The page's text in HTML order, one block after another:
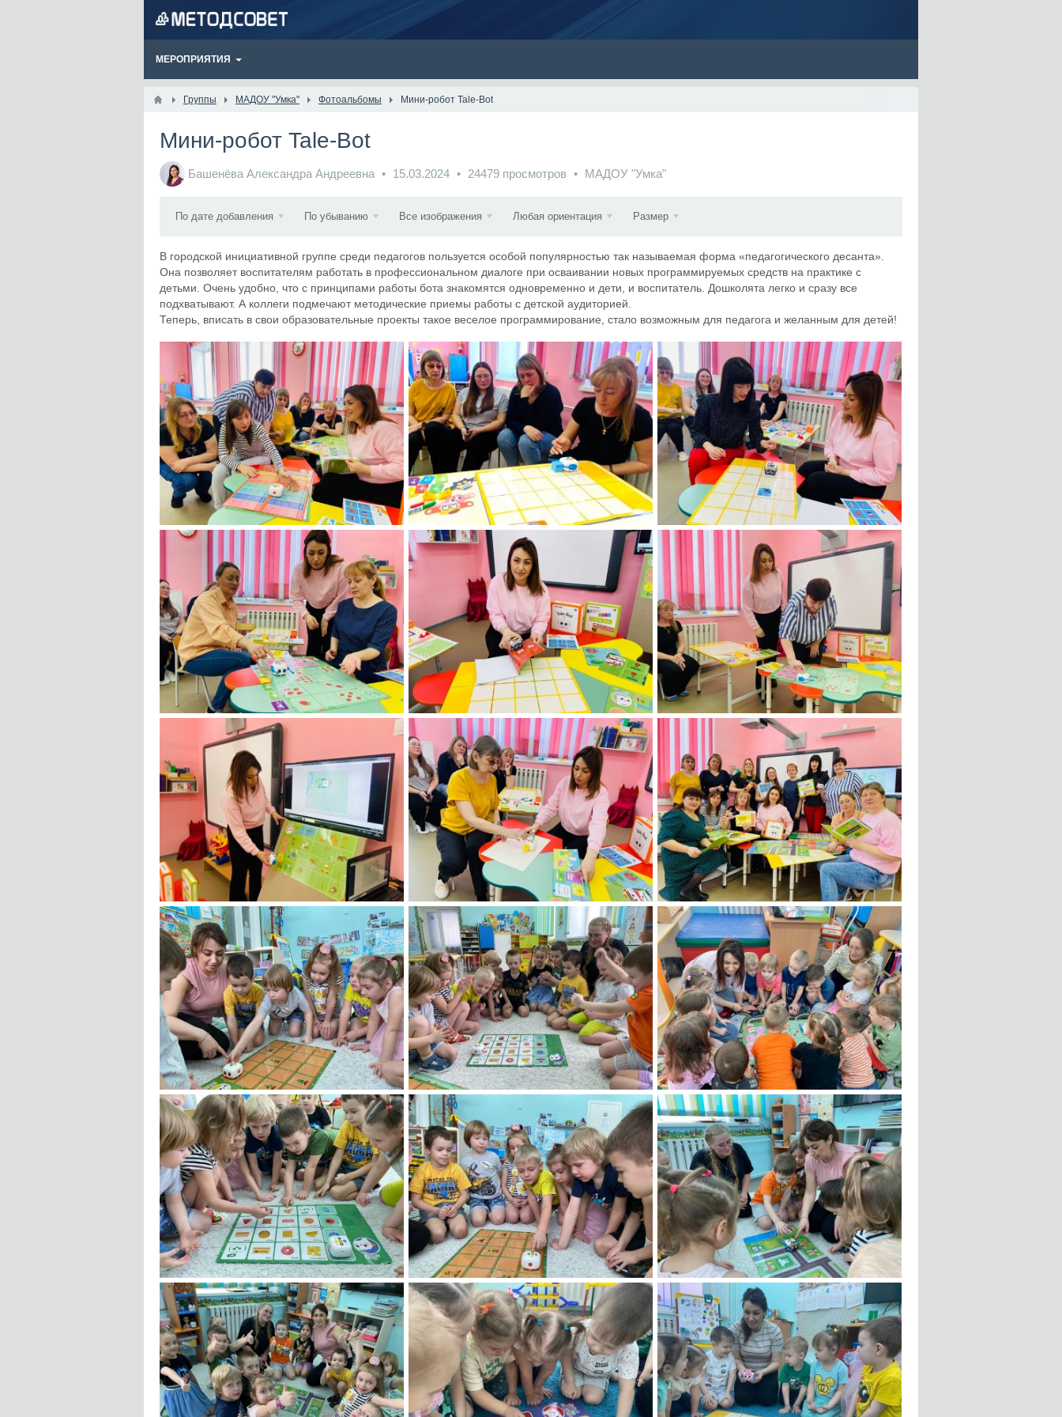
МЕРОПРИЯТИЯ
Группы МАДОУ "Умка" Фотоальбомы Мини-робот Tale-Bot
Мини-робот Tale-Bot
Башенёва Александра Андреевна 15.03.2024 24479 просмотров МАДОУ "Умка"
По дате добавления По убыванию Все изображения Любая ориентация Размер
В городской инициативной группе среди педагогов пользуется особой популярностью так называемая форма «педагогического десанта».
Она позволяет воспитателям работать в профессиональном диалоге при осваивании новых программируемых средств на практике с
детьми. Очень удобно, что с принципами работы бота знакомятся одновременно и дети, и воспитатель. Дошколята легко и сразу все
подхватывают. А коллеги подмечают методические приемы работы с детской аудиторией.
Теперь, вписать в свои образовательные проекты такое веселое программирование, стало возможным для педагога и желанным для детей!